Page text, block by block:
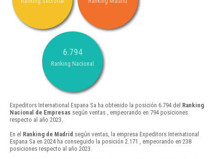
6.794
Ranking Nacional
Expeditors International Espana Sa ha obtenido la posición 6.794 del Ranking
Nacional de Empresas según ventas , empeorando en 794 posiciones
respecto al año 2023.
En el Ranking de Madrid según ventas, la empresa Expeditors International
Espana Sa en 2024 ha conseguido la posición 2.171 , empeorando en 238
posiciones respecto al año 2023.